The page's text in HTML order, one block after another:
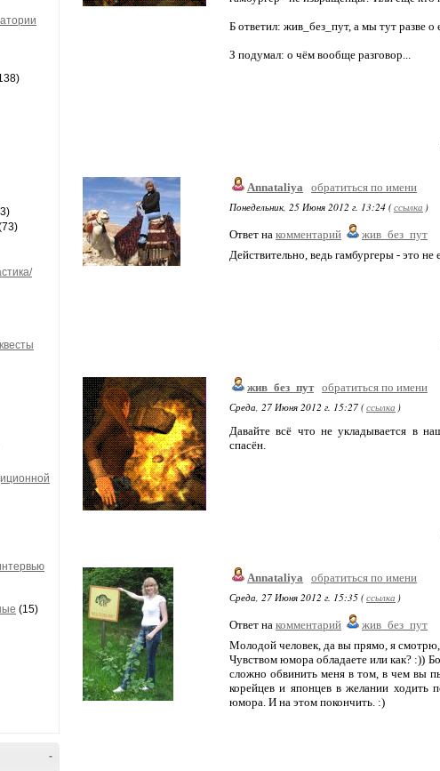
(15)
-
Б ответил: жив_без_пут, а мы тут разве о
З подумал: о чём вообще разговор...
Annataliya
обратиться по имени
Понедельник, 25 Июня 2012 г. 13:24 (ссылка )
Ответ на комментарий
жив_без_пут
Действительно, ведь гамбургеры - это не
жив_без_пут обратиться по имени
Среда, 27 Июня 2012 г. 15:27 (ссылка )
Давайте всё что не укладывается в
спасён.
Annataliya
обратиться по имени
Среда, 27 Июня 2012 г. 15:35 (ссылка )
Ответ на комментарий
жив_без_пут
Молодой человек, да вы прямо, я смотрю,
Чувством юмора обладаете или как? :))
сложно обвинить меня в том, в чем вы
корейцев и японцев в желании ходить
юмора. И на этом покончить. :)